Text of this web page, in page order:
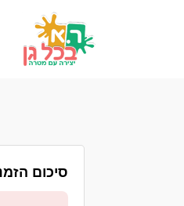
סיכום